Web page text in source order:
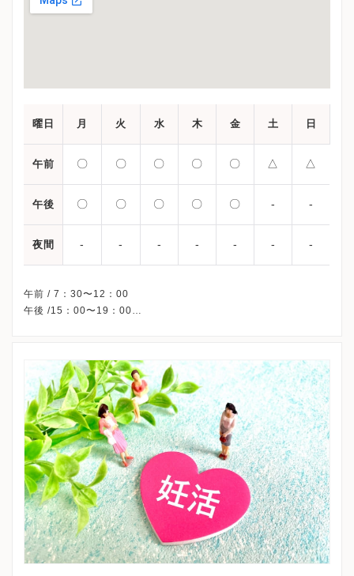
曜日 月 火 水 木 金 土 日
午前 〇 〇 〇 〇 〇 △ △
午後 〇 〇 〇 〇 〇 - -
夜間 - - - - - - -
午前 / 7：30〜12：00
午後 /15：00〜19：00
※詳細はクリニックHPを確認、または直接お問い合わせくださ